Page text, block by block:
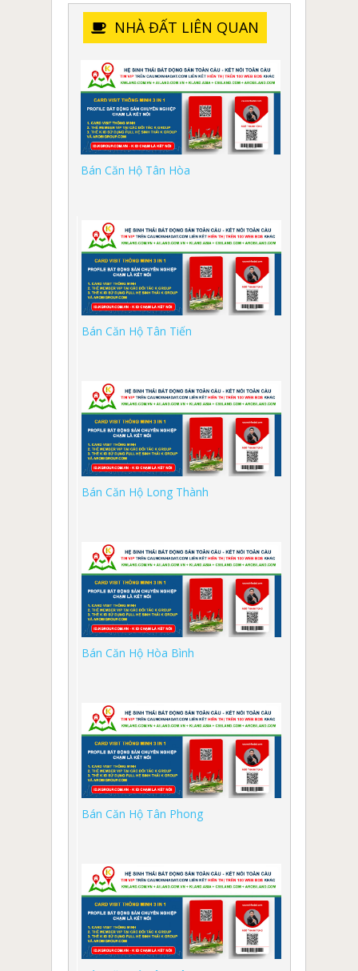
NHÀ ĐẤT LIÊN QUAN
Bán Căn Hộ Tân Hòa
Bán Căn Hộ Tân Tiến
Bán Căn Hộ Long Thành
Bán Căn Hộ Hòa Bình
Bán Căn Hộ Tân Phong